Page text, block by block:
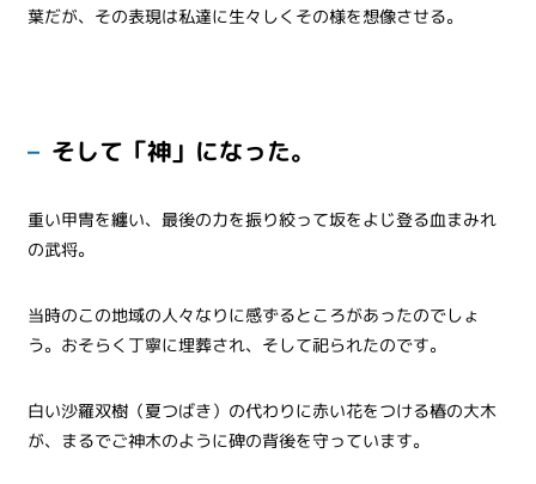
葉だが、その表現は私達に生々しくその様を想像させる。
そして「神」になった。
重い甲冑を纏い、最後の力を振り絞って坂をよじ登る血まみれ
の武将。
当時のこの地域の人々なりに感ずるところがあったのでしょ
う。おそらく丁寧に埋葬され、そして祀られたのです。
白い沙羅双樹（夏つばき）の代わりに赤い花をつける椿の大木
が、まるでご神木のように碑の背後を守っています。